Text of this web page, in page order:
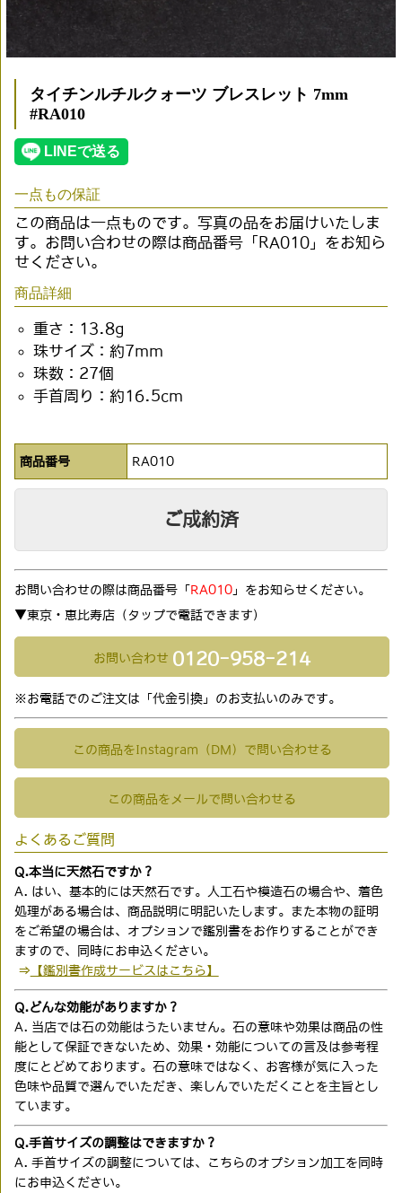
タイチンルチルクォーツ ブレスレット 7mm
#RA010
一点もの保証
この商品は一点ものです。写真の品をお届けいたしま
す。お問い合わせの際は商品番号「RA010」をお知ら
せください。
商品詳細
重さ：13.8g
珠サイズ：約7mm
珠数：27個
手首周り：約16.5cm
商品番号 RA010
ご成約済
お問い合わせの際は商品番号「 RA010」をお知らせください。
▼東京・恵比寿店（タップで電話できます)
お問い合わせ 0120-958-214
※お電話でのご注文は「代金引換」のお支払いのみです。
この商品をInstagram（DM）で問い合わせる
この商品をメールで問い合わせる
よくあるご質問
Q.本当に天然石ですか？
A. はい、基本的には天然石です。人工石や模造石の場合や、着色
処理がある場合は、商品説明に明記いたします。また本物の証明
をご希望の場合は、オプションで鑑別書をお作りすることができ
ますので、同時にお申込ください。
⇒ 【鑑別書作成サービスはこちら】
Q.どんな効能がありますか？
A. 当店では石の効能はうたいません。石の意味や効果は商品の性
能として保証できないため、効果・効能についての言及は参考程
度にとどめております。石の意味ではなく、お客様が気に入った
色味や品質で選んでいただき、楽しんでいただくことを主旨とし
ています。
Q.手首サイズの調整はできますか？
A. 手首サイズの調整については、こちらのオプション加工を同時
にお申込ください。